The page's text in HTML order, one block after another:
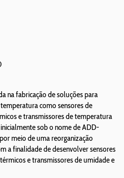
na fabricação de soluções para
como sensores de
e transmissores de temperatura
sob o nome de ADD-
meio de uma reorganização
a finalidade de desenvolver sensores
e transmissores de umidade e